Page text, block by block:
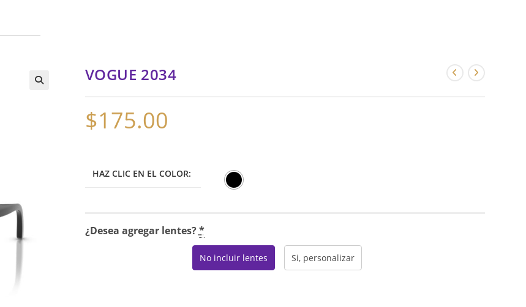
la
VOGUE 2034
$175.00
HAZ CLIC EN EL COLOR:
¿Desea agregar lentes?*
No incluir lentes Si, personalizar